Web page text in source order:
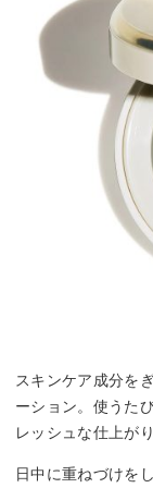
スキンケア成分を
ーション。使うた
レッシュな仕上が
日中に重ねづけを